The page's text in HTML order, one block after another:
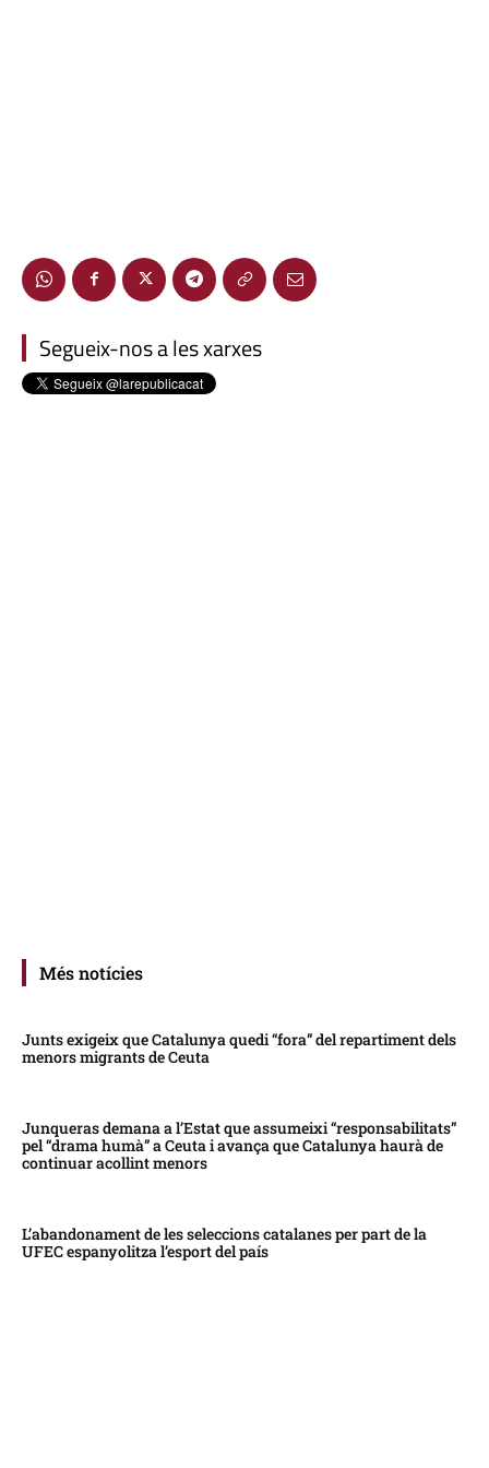
Segueix-nos a les xarxes
Més notícies
Junts exigeix que Catalunya quedi “fora” del repartiment dels
menors migrants de Ceuta
Junqueras demana a l’Estat que assumeixi “responsabilitats”
pel “drama humà” a Ceuta i avança que Catalunya haurà de
continuar acollint menors
L’abandonament de les seleccions catalanes per part de la
UFEC espanyolitza l’esport del país